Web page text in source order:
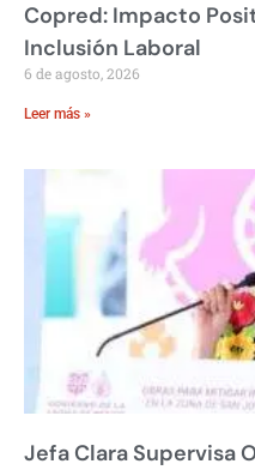
Copred: Impacto
Inclusión Laboral
6 de agosto, 2026
Leer más »
Jefa Clara Supervisa